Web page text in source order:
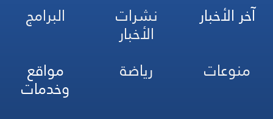
آخر الأخبار نشرات
الأخبار
البرامج
منوعات
رياضة مواقع
وخدمات